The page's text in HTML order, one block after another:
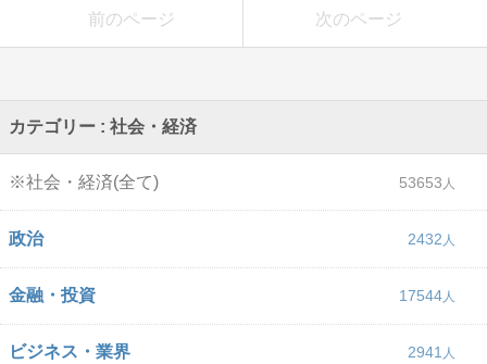
前のページ 次のページ
カテゴリー : 社会・経済
※社会・経済(全て) 53653
政治 2432
金融・投資 17544
ビジネス・業界 2941